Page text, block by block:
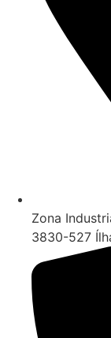
Zona
3830-527